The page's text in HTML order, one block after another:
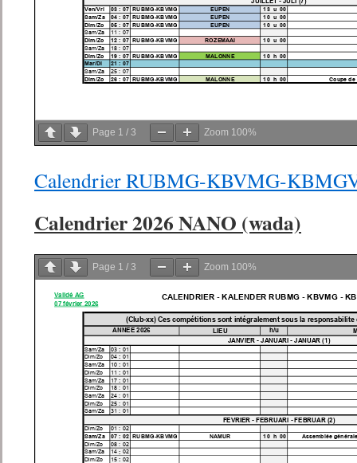
Page 1 / 3 Zoom 100%
Calendrier RUBMG-KBVMG-
Calendrier 2026 NANO (wada)
Page 1 / 3 Zoom 100%